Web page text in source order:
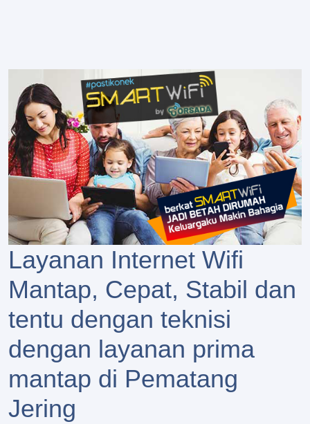
Layanan Internet Wifi
Mantap, Cepat, Stabil dan
tentu dengan teknisi
dengan layanan prima
mantap di Pematang
Jering